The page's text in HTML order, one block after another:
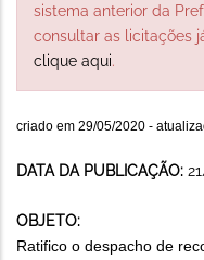
sistema anterior da
consultar as licitações
clique aqui.
criado em 29/05/2020 -
DATA DA PUBLICAÇÃO:
OBJETO:
Ratifico o despacho de